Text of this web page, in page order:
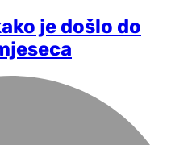
je došlo do